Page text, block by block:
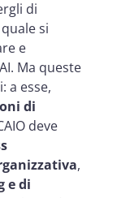
di
si
e
Ma queste
a esse,
di
deve
,
e di